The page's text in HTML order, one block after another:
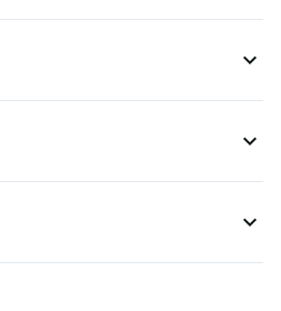
expand_more
expand_more
expand_more